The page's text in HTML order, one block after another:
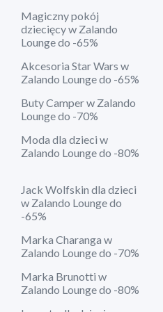
Magiczny pokój
dziecięcy w Zalando
Lounge do -65%
Akcesoria Star Wars w
Zalando Lounge do -65%
Buty Camper w Zalando
Lounge do -70%
Moda dla dzieci w
Zalando Lounge do -80%
Jack Wolfskin dla dzieci
w Zalando Lounge do
-65%
Marka Charanga w
Zalando Lounge do -70%
Marka Brunotti w
Zalando Lounge do -80%